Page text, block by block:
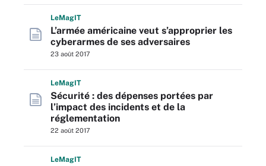
LeMagIT
L’armée américaine veut s’approprier les
cyberarmes de ses adversaires
23 août 2017
LeMagIT
Sécurité : des dépenses portées par
l’impact des incidents et de la
réglementation
22 août 2017
LeMagIT